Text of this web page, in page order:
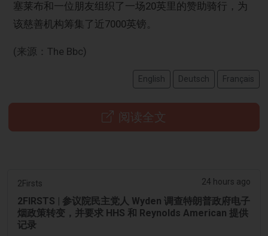
塞莱布和一位朋友组织了一场20英里的赞助骑行，为
该慈善机构筹集了近7000英镑。
(来源：The Bbc)
English Deutsch Français
阅读全文
2Firsts 24 hours ago
2FIRSTS | 参议院民主党人 Wyden 调查特朗普政府电子
烟政策转变，并要求 HHS 和 Reynolds American 提供
记录